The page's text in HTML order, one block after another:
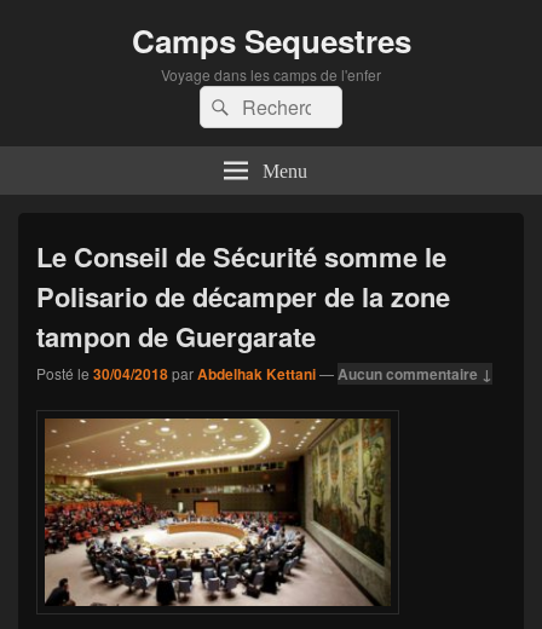
Camps Sequestres
Voyage dans les camps de l'enfer
Recherche :
Rechercher
Menu
Le Conseil de Sécurité somme le
Polisario de décamper de la zone
tampon de Guergarate
Posté le 30/04/2018parAbdelhak Kettani—Aucun commentaire ↓